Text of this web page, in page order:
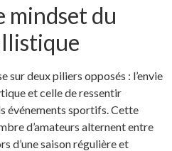
mindset du
sur deux piliers opposés : l’envie
et celle de ressentir
événements sportifs. Cette
d’amateurs alternent entre
d’une saison régulière et